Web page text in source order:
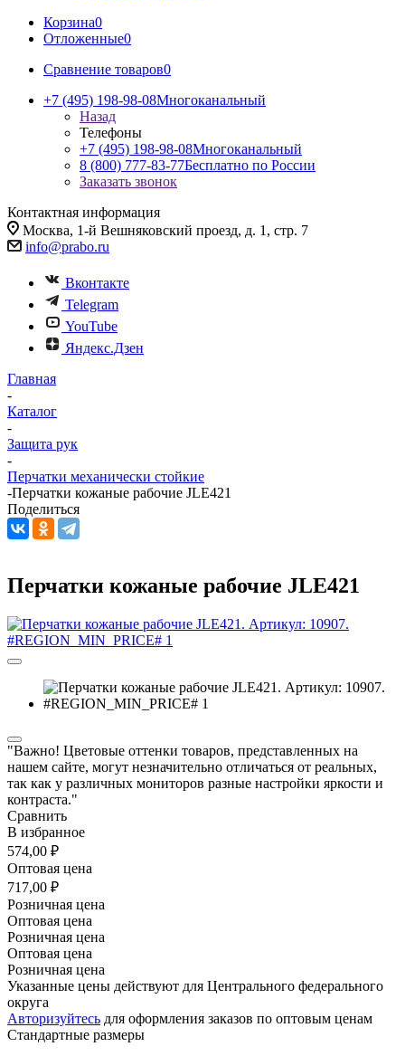
Корзина0
Отложенные0
Сравнение товаров0
+7 (495) 198-98-08Многоканальный
Назад
Телефоны
+7 (495) 198-98-08Многоканальный
8 (800) 777-83-77Бесплатно по России
Заказать звонок
Контактная информация
Москва, 1-й Вешняковский проезд, д. 1, стр. 7
info@prabo.ru
Вконтакте
Telegram
YouTube
Яндекс.Дзен
Главная
-
Каталог
-
Защита рук
-
Перчатки механически стойкие
-Перчатки кожаные рабочие JLE421
Поделиться
Перчатки кожаные рабочие JLE421
"Важно! Цветовые оттенки товаров, представленных на
нашем сайте, могут незначительно отличаться от реальных,
так как у различных мониторов разные настройки яркости и
контраста."
Сравнить
В избранное
574,00 ₽
Оптовая цена
717,00 ₽
Розничная цена
Оптовая цена
Розничная цена
Оптовая цена
Розничная цена
Указанные цены действуют для Центрального федерального
округа
Авторизуйтесь для оформления заказов по оптовым ценам
Стандартные размеры